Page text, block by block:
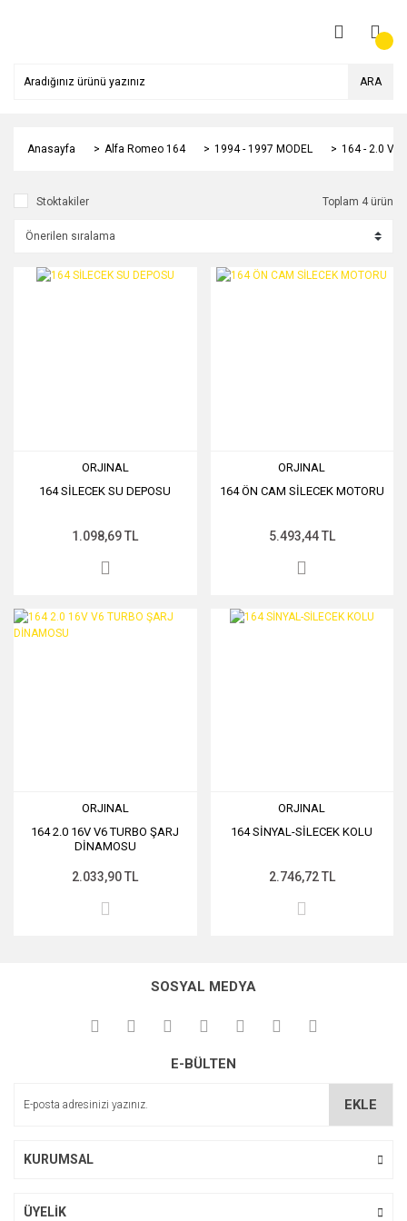
ARA
Anasayfa Alfa Romeo 164 1994 - 1997 MODEL 164 - 2.0 V6
Stoktakiler Toplam 4 ürün
ORJINAL
164 SİLECEK SU DEPOSU
1.098,69 TL
ORJINAL
164 ÖN CAM SİLECEK MOTORU
5.493,44 TL
ORJINAL
164 2.0 16V V6 TURBO ŞARJ
DİNAMOSU
2.033,90 TL
ORJINAL
164 SİNYAL-SİLECEK KOLU
2.746,72 TL
SOSYAL MEDYA
E-BÜLTEN
EKLE
KURUMSAL
ÜYELİK